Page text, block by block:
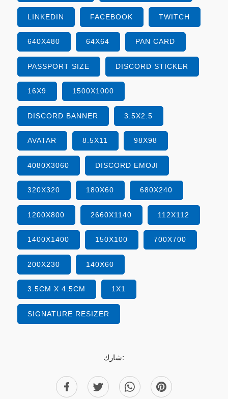
LINKEDIN FACEBOOK TWITCH
640X480 64X64 PAN CARD
PASSPORT SIZE DISCORD STICKER
16X9 1500X1000
DISCORD BANNER 3.5X2.5
AVATAR 8.5X11 98X98
4080X3060 DISCORD EMOJI
320X320 180X60 680X240
1200X800 2660X1140 112X112
1400X1400 150X100 700X700
200X230 140X60
3.5CM X 4.5CM 1X1
SIGNATURE RESIZER
شارك: